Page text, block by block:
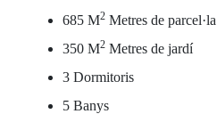
685 M2 Metres de parcel·la
350 M2 Metres de jardí
3 Dormitoris
5 Banys